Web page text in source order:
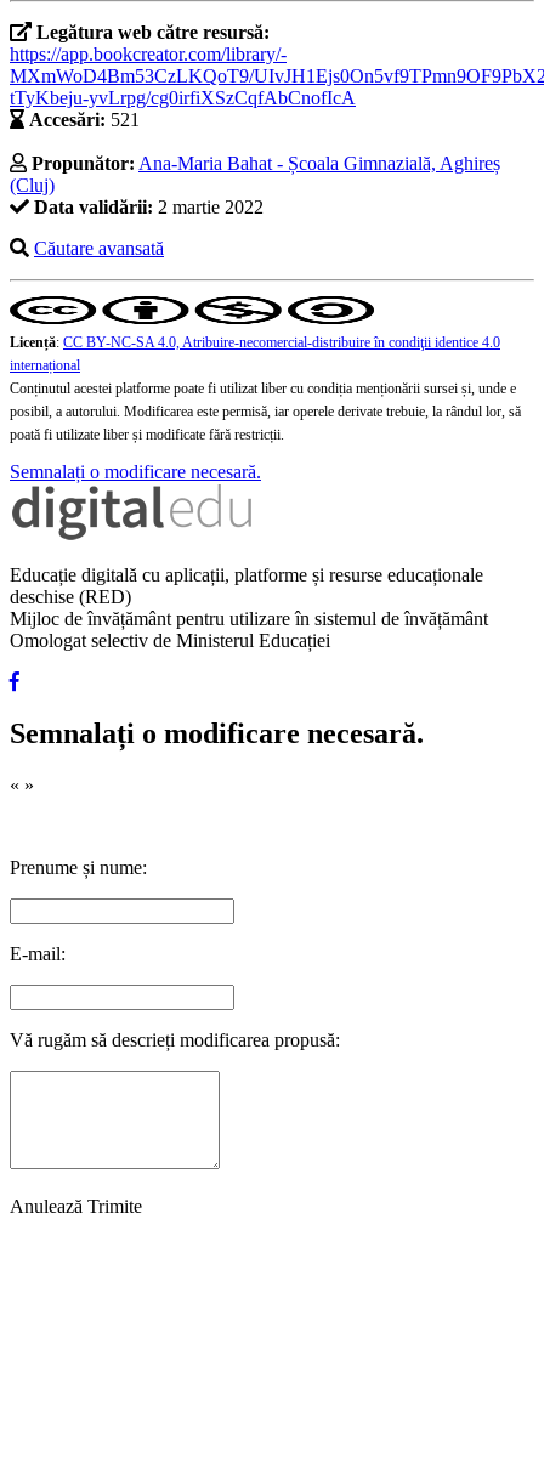
Legătura web către resursă:
https://app.bookcreator.com/library/-
MXmWoD4Bm53CzLKQoT9/
tTyKbeju-yvLrpg/cg0irfiXSzCqfAbCnofIcA
Accesări: 521
Propunător: Ana-Maria Bahat - Școala Gimnazială, Aghireș
(Cluj)
Data validării: 2 martie 2022
Căutare avansată
Licență: CC BY-NC-SA 4.0, Atribuire-necomercial-distribuire în condiţii identice 4.0
internațional
Conținutul acestei platforme poate fi utilizat liber cu condiția menționării sursei și, unde e
posibil, a autorului. Modificarea este permisă, iar operele derivate trebuie, la rândul lor, să
poată fi utilizate liber și modificate fără restricții.
Semnalați o modificare necesară.
Educație digitală cu aplicații, platforme și resurse educaționale
deschise (RED)
Mijloc de învățământ pentru utilizare în sistemul de învățământ
Omologat selectiv de Ministerul Educației
Semnalați o modificare necesară.
« »
Prenume și nume:
E-mail:
Vă rugăm să descrieți modificarea propusă:
Anulează Trimite